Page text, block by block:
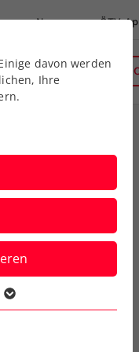
News ÖTV
davon werden
Ihre
der
die Webseite